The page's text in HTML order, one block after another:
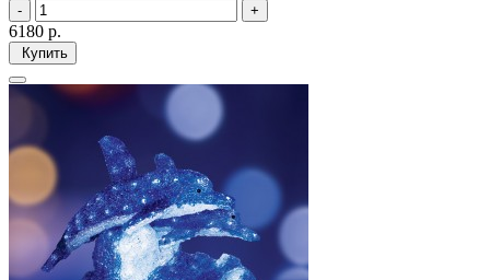
6180 р.
Купить